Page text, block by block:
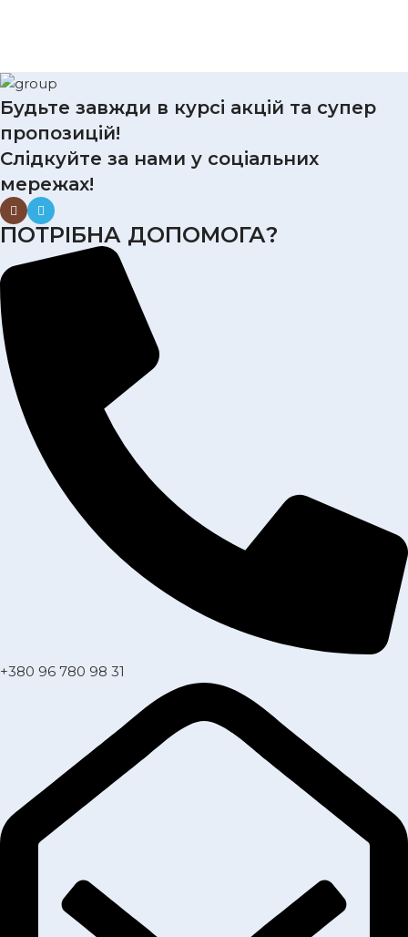
Будьте завжди в курсі акцій та супер
пропозицій!
Слідкуйте за нами у соціальних
мережах!
ПОТРІБНА ДОПОМОГА?
+380 96 780 98 31